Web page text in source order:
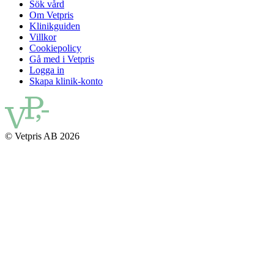
Sök vård
Om Vetpris
Klinikguiden
Villkor
Cookiepolicy
Gå med i Vetpris
Logga in
Skapa klinik-konto
© Vetpris AB 2026